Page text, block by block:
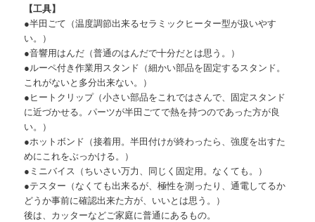
【工具】
●半田ごて（温度調節出来るセラミックヒーター型が扱いやす
い。）
●音響用はんだ（普通のはんだで十分だとは思う。）
●ルーペ付き作業用スタンド（細かい部品を固定するスタンド。
これがないと多分出来ない。）
●ヒートクリップ（小さい部品をこれではさんで、固定スタンド
に近づかせる。パーツが半田ごてで熱を持つのであった方が良
い。）
●ホットボンド（接着用。半田付けが終わったら、強度を出すた
めにこれをぶっかける。）
●ミニバイス（ちいさい万力、同じく固定用。なくても。）
●テスター（なくても出来るが、極性を測ったり、通電してるか
どうか事前に確認出来た方が、いいとは思う。）
後は、カッターなどご家庭に普通にあるもの。